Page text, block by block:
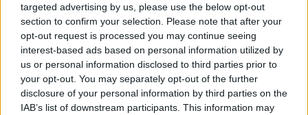
targeted advertising by us, please use the below opt-out
section to confirm your selection. Please note that after your
opt-out request is processed you may continue seeing
interest-based ads based on personal information utilized by
us or personal information disclosed to third parties prior to
your opt-out. You may separately opt-out of the further
disclosure of your personal information by third parties on the
IAB’s list of downstream participants. This information may